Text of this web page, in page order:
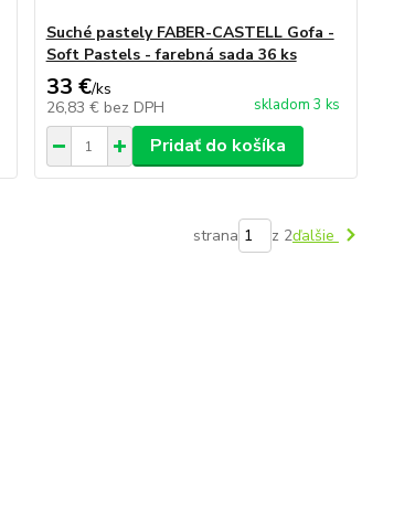
Suché pastely FABER-CASTELL Gofa -
Soft Pastels - farebná sada 36 ks
33 €/ks
26,83 € bez DPH skladom 3 ks
Pridať do košíka
strana z 2ďalšie